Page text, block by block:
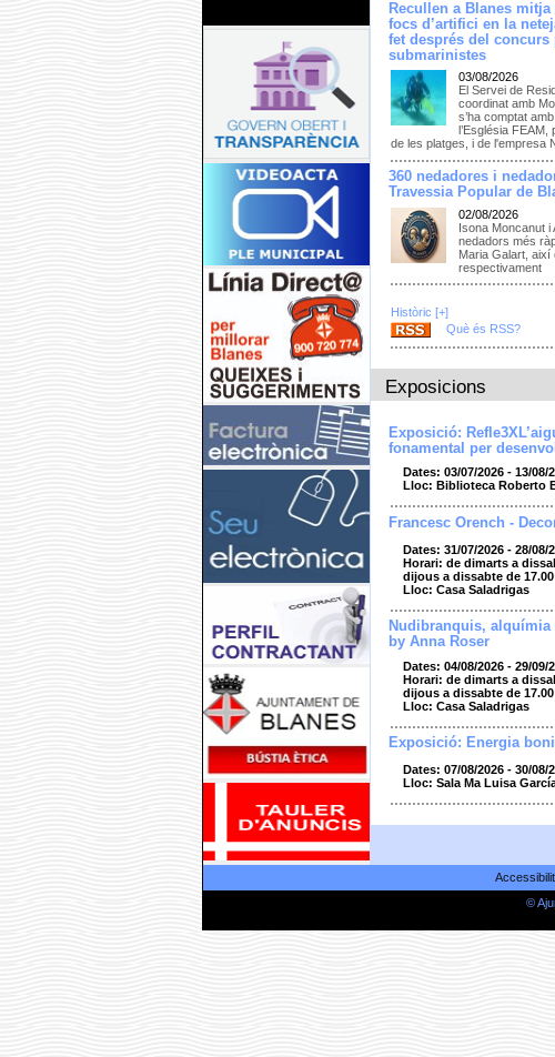
Recullen a Blanes
focs d’artifici en la
fet després del
submarinistes
03/08/2026
El Servei de
coordinat amb
s’ha comptat
l’Església
de les platges, i de l'empresa
360 nedadores i
Travessia Popular de
02/08/2026
Isona Moncanut i
nedadors més
Maria Galart, així
respectivament
Històric [+]
Què és RSS?
Exposicions
Exposició:
fonamental per
Dates: 03/07/2026 - 13/08/
Lloc: Biblioteca Roberto
Francesc Orench -
Dates: 31/07/2026 - 28/08/
Horari: de dimarts a
dijous a dissabte de 17.00
Lloc: Casa Saladrigas
Nudibranquis, alquímia
by Anna Roser
Dates: 04/08/2026 - 29/09/
Horari: de dimarts a
dijous a dissabte de 17.00
Lloc: Casa Saladrigas
Exposició: Energia
Dates: 07/08/2026 - 30/08/
Lloc: Sala Ma Luisa
©